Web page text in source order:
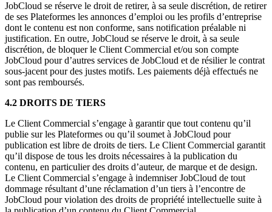
JobCloud se réserve le droit de retirer, à sa seule discrétion, de retirer
de ses Plateformes les annonces d’emploi ou les profils d’entreprise
dont le contenu est non conforme, sans notification préalable ni
justification. En outre, JobCloud se réserve le droit, à sa seule
discrétion, de bloquer le Client Commercial et/ou son compte
JobCloud pour d’autres services de JobCloud et de résilier le contrat
sous-jacent pour des justes motifs. Les paiements déjà effectués ne
sont pas remboursés.
4.2 DROITS DE TIERS
Le Client Commercial s’engage à garantir que tout contenu qu’il
publie sur les Plateformes ou qu’il soumet à JobCloud pour
publication est libre de droits de tiers. Le Client Commercial garantit
qu’il dispose de tous les droits nécessaires à la publication du
contenu, en particulier des droits d’auteur, de marque et de design.
Le Client Commercial s’engage à indemniser JobCloud de tout
dommage résultant d’une réclamation d’un tiers à l’encontre de
JobCloud pour violation des droits de propriété intellectuelle suite à